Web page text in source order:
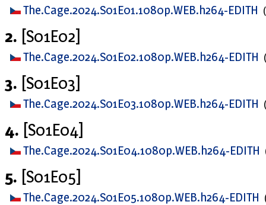
The.Cage.2024.S01E01.1080p.WEB.h264-EDITH
2. [S01E02]
The.Cage.2024.S01E02.1080p.WEB.h264-EDITH
3. [S01E03]
The.Cage.2024.S01E03.1080p.WEB.h264-EDITH
4. [S01E04]
The.Cage.2024.S01E04.1080p.WEB.h264-EDITH
5. [S01E05]
The.Cage.2024.S01E05.1080p.WEB.h264-EDITH